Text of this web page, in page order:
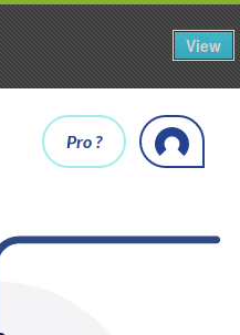
View
Pro ?